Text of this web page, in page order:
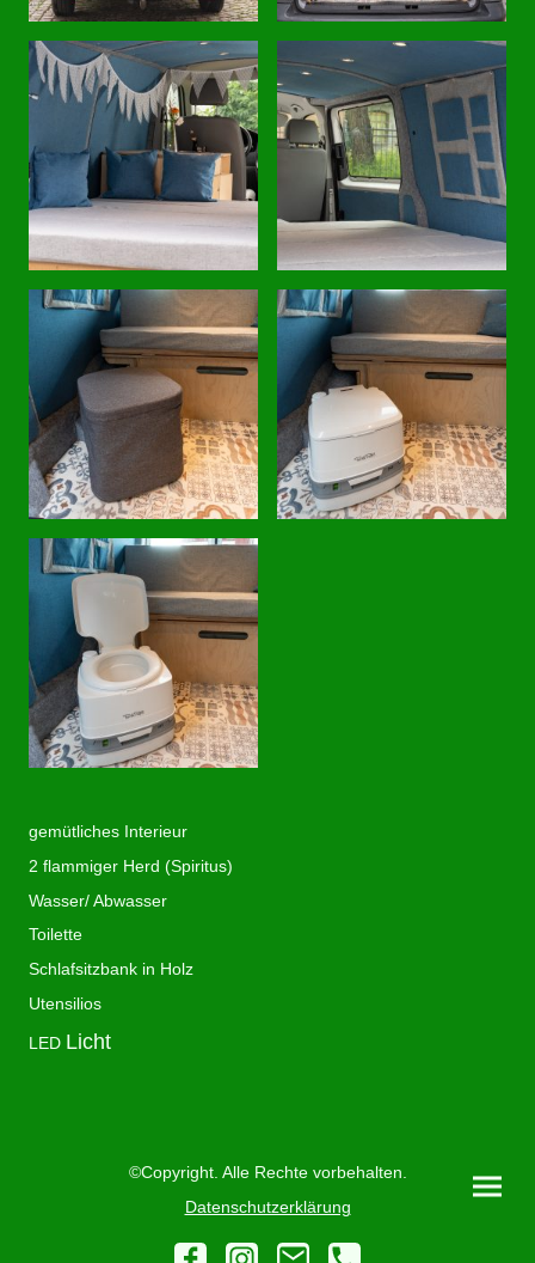
gemütliches Interieur
2 flammiger Herd (Spiritus)
Wasser/ Abwasser
Toilette
Schlafsitzbank in Holz
Utensilios
LED Licht
©Copyright. Alle Rechte vorbehalten.
Datenschutzerklärung